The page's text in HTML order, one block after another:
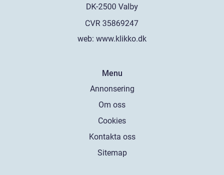
web: www.klikko.dk
Menu
Annonsering
Om oss
Cookies
Kontakta oss
Sitemap